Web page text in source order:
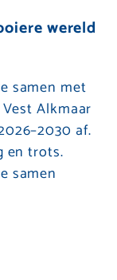
wereld
samen met
Alkmaar
af.
en trots.
samen